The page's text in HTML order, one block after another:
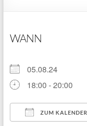
WANN
05.08.24
18:00 - 20:00
ZUM